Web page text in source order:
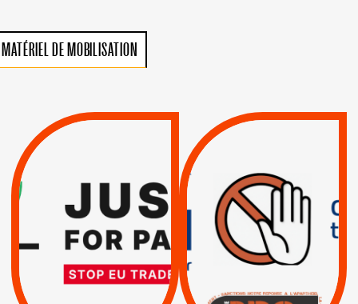
MATÉRIEL DE MOBILISATION
VIOLATIONS DES
SUSPENSION
TOTALE DE
L’ACCORD
D’ASSOCIATION UE-
ISRAËL
RESPECT DU DROIT
INTERNATIONAL ?
TRUMP, MACRON :
MÊME COMBAT
| Actus |
| Boycott militaire |